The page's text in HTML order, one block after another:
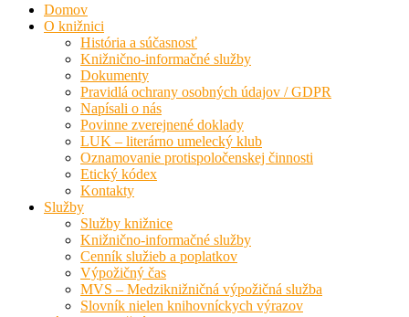
Domov
O knižnici
História a súčasnosť
Knižnično-informačné služby
Dokumenty
Pravidlá ochrany osobných údajov / GDPR
Napísali o nás
Povinne zverejnené doklady
LUK – literárno umelecký klub
Oznamovanie protispoločenskej činnosti
Etický kódex
Kontakty
Služby
Služby knižnice
Knižnično-informačné služby
Cenník služieb a poplatkov
Výpožičný čas
MVS – Medziknižničná výpožičná služba
Slovník nielen knihovníckych výrazov